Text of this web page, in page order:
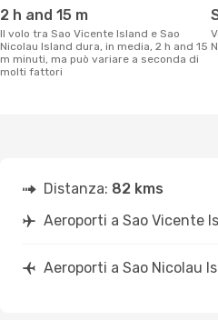
2 h and 15 m
Il volo tra Sao Vicente Island e Sao
Nicolau Island dura, in media, 2 h and 15
m minuti, ma può variare a seconda di
molti fattori
Volando da Sao Vicente Island a Sao
Distanza: 82 kms
Aeroporti a Sao Vicente
Aeroporti a Sao Nicolau